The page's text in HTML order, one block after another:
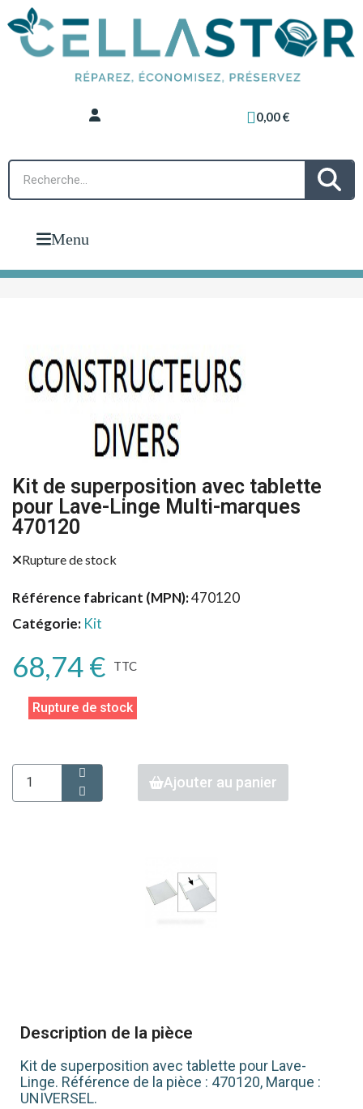
0,00 €
Menu
Kit de superposition avec tablette
pour Lave-Linge Multi-marques
470120
Rupture de stock
Référence fabricant (MPN) 470120
Catégorie Kit
68,74 € TTC
Rupture de stock
Ajouter au panier
Description de la pièce
Kit de superposition avec tablette pour Lave-
Linge. Référence de la pièce : 470120, Marque :
UNIVERSEL.